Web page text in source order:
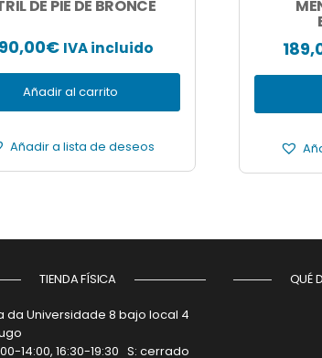
DE PIE DE BRONCE
€ IVA incluido
Añadir al carrito
Añadir a lista de deseos
TIENDA FÍSICA
da Universidade 8 bajo local 4
14:00, 16:30-19:30 S: cerrado
QUÉ